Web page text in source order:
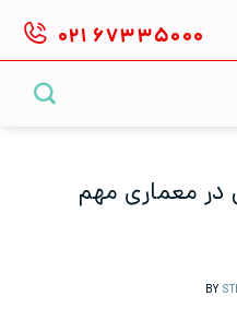
۰۲۱ ۶۷۳۳۵۰۰۰
معماری مهم